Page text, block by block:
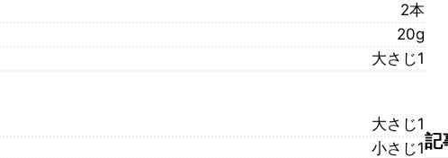
2本
20g
大さじ1
大さじ1
小さじ1記